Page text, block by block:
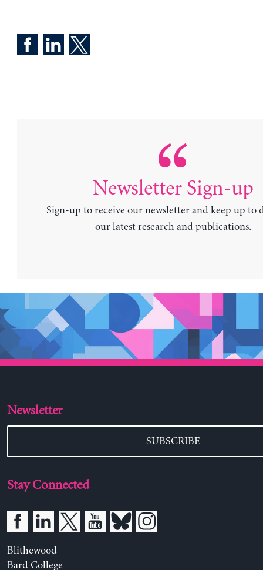
Newsletter Sign-up
Sign-up to receive our newsletter and keep up to
our latest research and publications.
Newsletter
SUBSCRIBE
Stay Connected
Blithewood
Bard College